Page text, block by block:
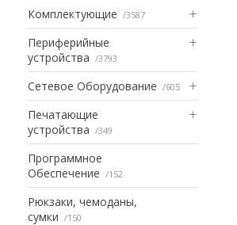
Комплектующие 3587
Периферийные
устройства
3793
Сетевое Оборудование 605
Печатающие
устройства
349
Программное
Обеспечение
152
Рюкзаки, чемоданы,
сумки
150